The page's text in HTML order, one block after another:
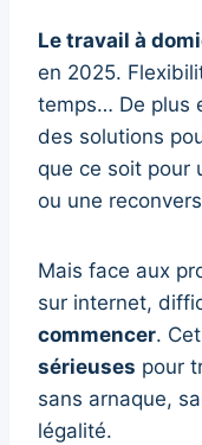
Le travail à
en 2025.
temps… De plus
des solutions
que ce soit pour
ou une
Mais face aux
sur internet,
commencer.
sérieuses pour
sans arnaque,
légalité.